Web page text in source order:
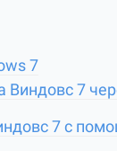
7
Виндовс 7
7 с